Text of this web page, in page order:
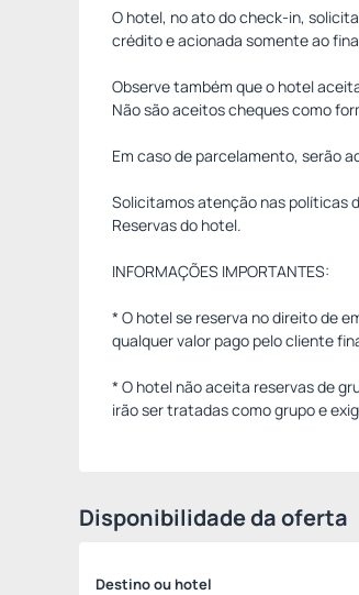
O hotel, no ato do check-in,
crédito e acionada somente ao
Observe também que o hotel
Não são aceitos cheques como
Em caso de parcelamento, serão
Solicitamos atenção nas políticas
Reservas do hotel.
INFORMAÇÕES IMPORTANTES:
* O hotel se reserva no direito de
qualquer valor pago pelo cliente
* O hotel não aceita reservas de
irão ser tratadas como grupo e
Disponibilidade da oferta
Destino ou hotel